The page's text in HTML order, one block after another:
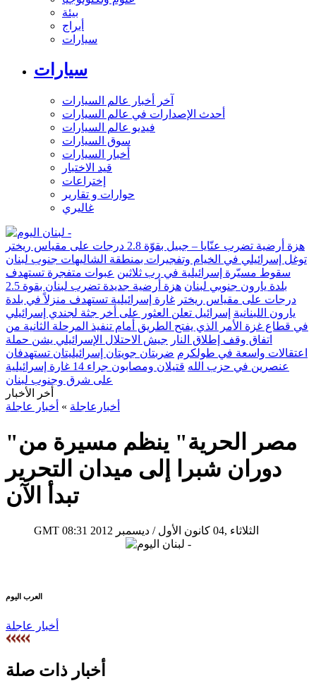
بيئة
أبراج
سيارات
سيارات
آخر أخبار عالم السيارات
أحدث الإصدارات في عالم السيارات
فيديو عالم السيارات
سوق السيارات
أخبار السيارات
قيد الاختبار
إختراعات
حوارات و تقارير
غاليري
هزة أرضية تضرب عنّايا – جبيل بقوّة 2.8 درجات على مقياس ريختر
توغل إسرائيلي في الخيام وتفجيرات بمنطقة الشاليهات جنوب لبنان
سقوط مسيّرة إسرائيلية في رب ثلاثين عبوات متفجرة تستهدف
بلدة يارون جنوبي لبنان
هزة أرضية جديدة تضرب لبنان بقوة 2.5
درجات على مقياس ريختر غارة إسرائيلية تستهدف منزلاً في بلدة
يارون اللبنانية إسرائيل تعلن العثور على أخر جثة لجندي إسرائيلي
في قطاع غزة الأمر الذي يفتح الطريق أمام تنفيذ المرحلة الثانية من
اتفاق وقف إطلاق النار جيش الاحتلال الإسرائيلي يشن حملة
اعتقالات واسعة في طولكرم ضربتان جويتان إسرائيليتان تستهدفان
عنصرين في حزب الله
قتيلان ومصابون جراء 14 غارة إسرائيلية
على شرق وجنوب لبنان
أخر الأخبار
أخبارعاجلة » أخبار عاجلة
"مصر الحرية" ينظم مسيرة من
دوران شبرا إلى ميدان التحرير
تبدأ الآن
GMT 08:31 2012 الثلاثاء ,04 كانون الأول / ديسمبر
العرب اليوم
أخبار عاجلة
أخبار ذات صلة